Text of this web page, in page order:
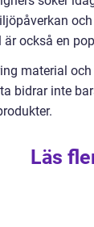
också en
material
bidrar inte
Läs